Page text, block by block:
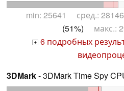
min: 25641 сред.:
(51%) макс.:
+ 6 подробных
3DMark- 3DMark Time Spy